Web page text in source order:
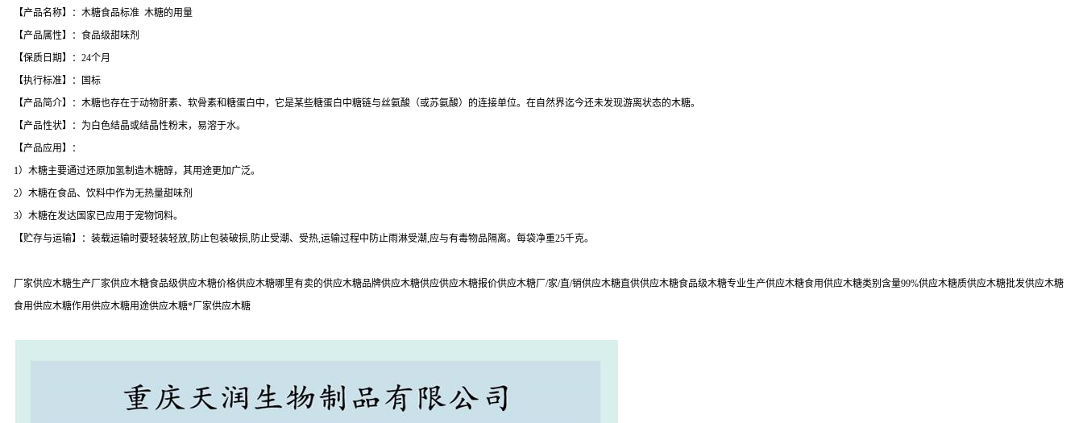
【产品名称】：木糖食品标准 木糖的用量
【产品属性】：食品级甜味剂
【保质日期】：24个月
【执行标准】：国标
【产品简介】：木糖也存在于动物肝素、软骨素和糖蛋白中，它是某些糖蛋白中糖链与丝氨酸（或苏氨酸）的连接单位。在自然界迄今还未发现游离状态的木糖。
【产品性状】：为白色结晶或结晶性粉末，易溶于水。
【产品应用】：
1）木糖主要通过还原加氢制造木糖醇，其用途更加广泛。
2）木糖在食品、饮料中作为无热量甜味剂
3）木糖在发达国家已应用于宠物饲料。
【贮存与运输】：装载运输时要轻装轻放,防止包装破损,防止受潮、受热,运输过程中防止雨淋受潮,应与有毒物品隔离。每袋净重25千克。
厂家供应木糖生产厂家供应木糖食品级供应木糖价格供应木糖哪里有卖的供应木糖品牌供应木糖供应供应木糖报价供应木糖厂/家/直/销供应木糖直供供应木糖食品级木糖专业生产供应木糖食用供应木糖类别含量99%供应木糖质供应木糖批发供应木糖
食用供应木糖作用供应木糖用途供应木糖*厂家供应木糖